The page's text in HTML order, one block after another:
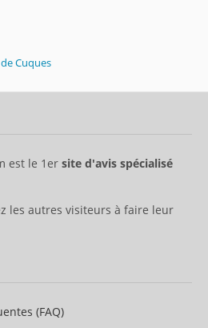
Cuques
est le 1er site d'avis spécialisé
les autres visiteurs à faire leur
(FAQ)